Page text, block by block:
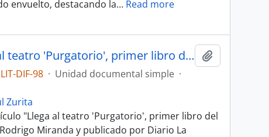
envuelto, destacando la… Read more
Artículo "Llega al teatro 'Purgatorio', primer libro del poeta" de Diario La Tercera
DIF-98 · Unidad documental simple ·
Zurita
"Llega al teatro 'Purgatorio', primer libro del
Miranda y publicado por Diario La